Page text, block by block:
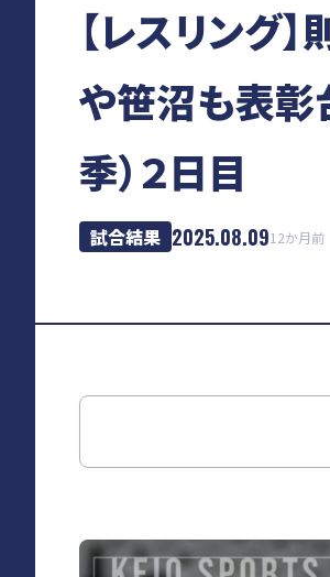
【レスリン
や笹沼も表彰
季）２日目
試合結果 2025.08.0912か月前